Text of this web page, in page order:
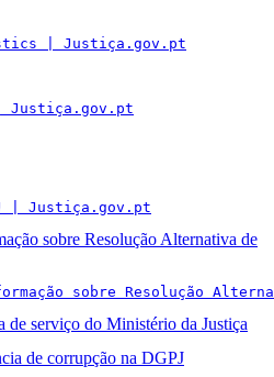
| Justiça.gov.pt
| Justiça.gov.pt
| Justiça.gov.pt
sobre Resolução Alternativa de
sobre Resolução
de serviço do Ministério da Justiça
de corrupção na DGPJ